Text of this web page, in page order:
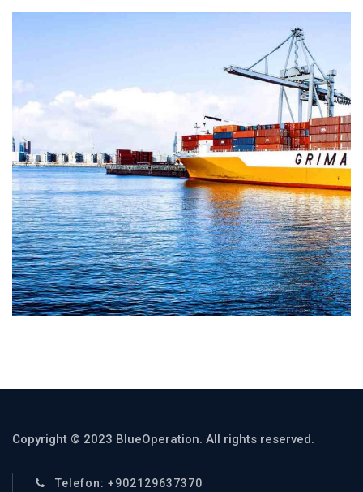
Copyright © 2023 BlueOperation. All rights reserved.
Telefon: +902129637370